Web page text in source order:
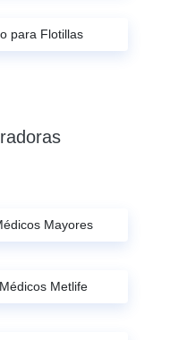
para Flotillas
Mayores
Metlife